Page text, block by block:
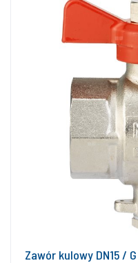
Zawór kulowy DN15 /